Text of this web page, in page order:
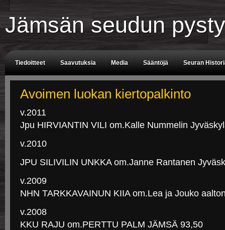
Jämsän seudun
Tiedoitteet Saavutuksia Media Sääntöjä Seuran
Tuomarit Aikataulu
Avoimen luokan kiertopalkinto
v.2011
Jpu HIRVIANTIN VILI om.Kalle Nummelin
v.2010
JPU SILIVILIN UNKKA om.Janne Rantanen
v.2009
NHN TARKKAVAINUN KIIA om.Lea ja Jouko
v.2008
KKU RAJU om.PERTTU PALM JÄMSÄ 93,50